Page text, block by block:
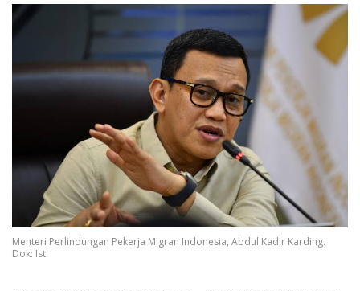
Menteri Perlindungan Pekerja Migran Indonesia, Abdul Kadir Karding.
Dok: Ist